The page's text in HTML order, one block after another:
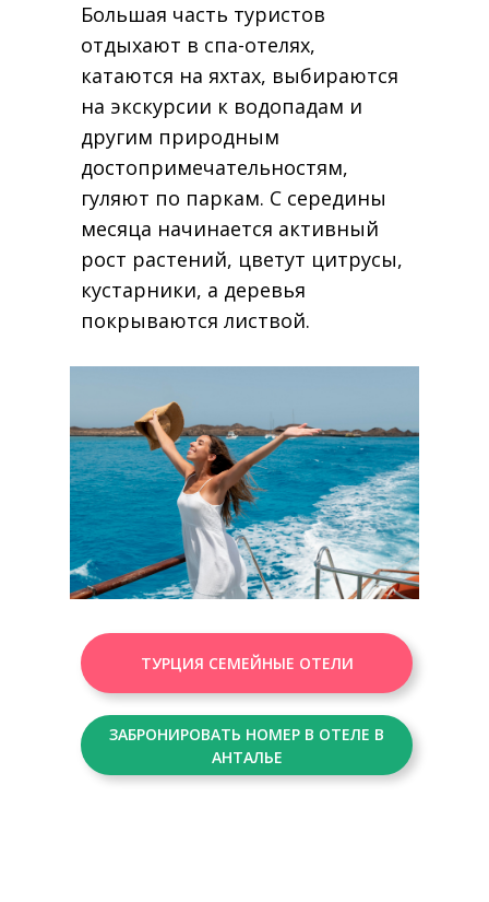
Большая часть туристов
отдыхают в спа-отелях,
катаются на яхтах, выбираются
на экскурсии к водопадам и
другим природным
достопримечательностям,
гуляют по паркам. С середины
месяца начинается активный
рост растений, цветут цитрусы,
кустарники, а деревья
покрываются листвой.
ТУРЦИЯ СЕМЕЙНЫЕ ОТЕЛИ
ЗАБРОНИРОВАТЬ НОМЕР В ОТЕЛЕ В
АНТАЛЬЕ